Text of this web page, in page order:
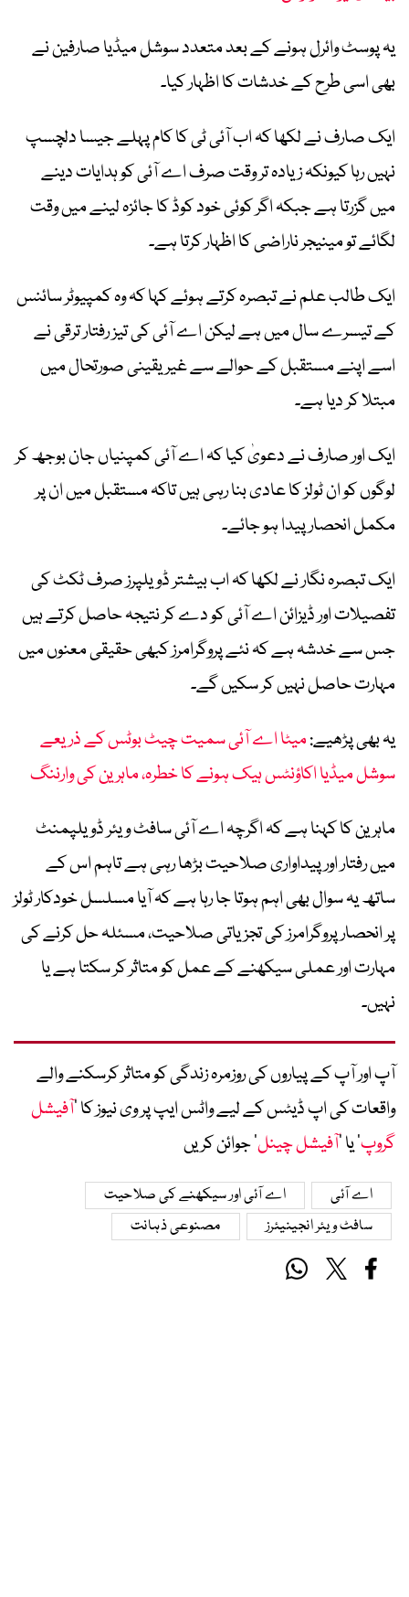
یہ پوسٹ وائرل ہونے کے بعد متعدد سوشل میڈیا صارفین نے
بھی اسی طرح کے خدشات کا اظہار کیا۔
ایک صارف نے لکھا کہ اب آئی ٹی کا کام پہلے جیسا دلچسپ
نہیں رہا کیونکہ زیادہ تر وقت صرف اے آئی کو ہدایات دینے
میں گزرتا ہے جبکہ اگر کوئی خود کوڈ کا جائزہ لینے میں وقت
لگائے تو مینیجر ناراضی کا اظہار کرتا ہے۔
ایک طالب علم نے تبصرہ کرتے ہوئے کہا کہ وہ کمپیوٹر سائنس
کے تیسرے سال میں ہے لیکن اے آئی کی تیز رفتار ترقی نے
اسے اپنے مستقبل کے حوالے سے غیر یقینی صورتحال میں
مبتلا کر دیا ہے۔
ایک اور صارف نے دعویٰ کیا کہ اے آئی کمپنیاں جان بوجھ کر
لوگوں کو ان ٹولز کا عادی بنا رہی ہیں تاکہ مستقبل میں ان پر
مکمل انحصار پیدا ہو جائے۔
ایک تبصرہ نگار نے لکھا کہ اب بیشتر ڈویلپرز صرف ٹکٹ کی
تفصیلات اور ڈیزائن اے آئی کو دے کر نتیجہ حاصل کرتے ہیں
جس سے خدشہ ہے کہ نئے پروگرامرز کبھی حقیقی معنوں میں
مہارت حاصل نہیں کر سکیں گے۔
یہ بھی پڑھیے:میٹا اے آئی سمیت چیٹ بوٹس کے ذریعے
سوشل میڈیا اکاؤنٹس ہیک ہونے کا خطرہ، ماہرین کی وارننگ
ماہرین کا کہنا ہے کہ اگرچہ اے آئی سافٹ ویئر ڈویلپمنٹ
میں رفتار اور پیداواری صلاحیت بڑھا رہی ہے تاہم اس کے
ساتھ یہ سوال بھی اہم ہوتا جا رہا ہے کہ آیا مسلسل خودکار ٹولز
پر انحصار پروگرامرز کی تجزیاتی صلاحیت، مسئلہ حل کرنے کی
مہارت اور عملی سیکھنے کے عمل کو متاثر کر سکتا ہے یا
نہیں۔
آپ اور آپ کے پیاروں کی روزمرہ زندگی کو متاثر کرسکنے والے
واقعات کی اپ ڈیٹس کے لیے واٹس ایپ پر وی نیوز کا ’آفیشل
گروپ‘ یا ’آفیشل چینل‘ جوائن کریں
اے آئی
اے آئی اور سیکھنے کی صلاحیت
سافٹ ویئر انجینیئرز
مصنوعی ذہانت